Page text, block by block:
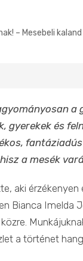
a
gyerekek és
a mesék
aki
Bianca Imelda
a történet